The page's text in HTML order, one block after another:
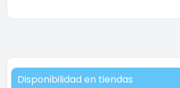
Disponibilidad en tiendas